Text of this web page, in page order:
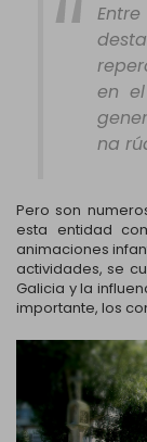
en
na
Pero son
esta entidad
animaciones
actividades, se
Galicia y la
importante, los